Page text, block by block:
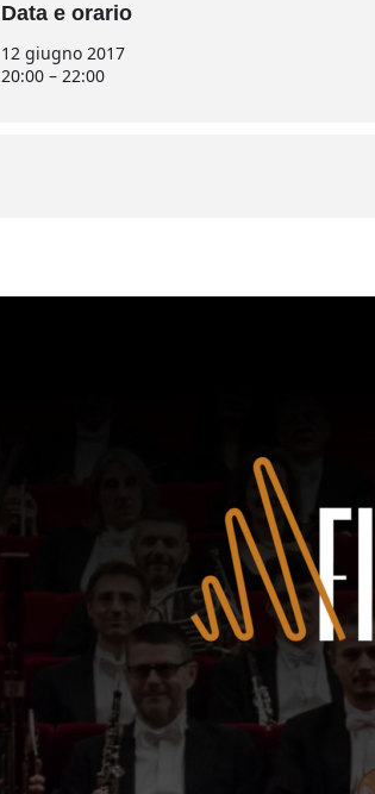
Data e orario
12 giugno 2017
20:00 – 22:00